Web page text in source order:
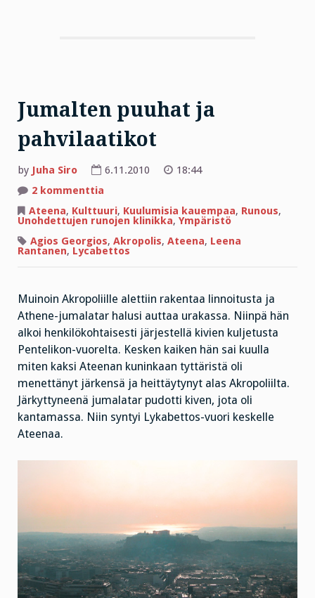
Jumalten puuhat ja
pahvilaatikot
by Juha Siro 6.11.2010
18:44
2 kommenttia
puuhat
ja
pahvilaatikot
Ateena, Kulttuuri, Kuulumisia kauempaa, Runous,
Unohdettujen runojen klinikka, Ympäristö
Agios Georgios, Akropolis, Ateena, Leena
Rantanen, Lycabettos
Muinoin Akropoliille alettiin rakentaa linnoitusta ja
Athene-jumalatar halusi auttaa urakassa. Niinpä hän
alkoi henkilökohtaisesti järjestellä kivien kuljetusta
Pentelikon-vuorelta. Kesken kaiken hän sai kuulla
miten kaksi Ateenan kuninkaan tyttäristä oli
menettänyt järkensä ja heittäytynyt alas Akropoliilta.
Järkyttyneenä jumalatar pudotti kiven, jota oli
kantamassa. Niin syntyi Lykabettos-vuori keskelle
Ateenaa.